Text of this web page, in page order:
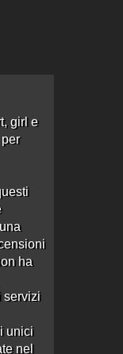
girl e
ha
servizi
unici
nel